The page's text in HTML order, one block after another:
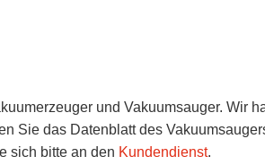
und Vakuumsauger. Wir
Sie das Datenblatt des
sich bitte an den Kundendienst.